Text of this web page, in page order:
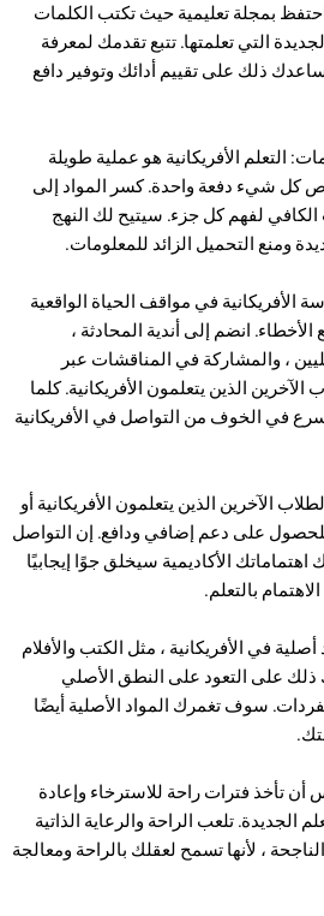
احتفظ بمجلة تعليمية حيث تكتب الكلمات
التي تعلمتها. تتبع تقدمك لمعرفة
ذلك على تقييم أدائك وتوفير دافع
التعلم الأفريكانية هو عملية طويلة
كل شيء دفعة واحدة. كسر المواد إلى
لفهم كل جزء. سيتيح لك النهج
ومنع التحميل الزائد للمعلومات.
الأفريكانية في مواقف الحياة الواقعية
انضم إلى أندية المحادثة ،
، والمشاركة في المناقشات عبر
الآخرين الذين يتعلمون الأفريكانية. كلما
في الخوف من التواصل في الأفريكانية
الآخرين الذين يتعلمون الأفريكانية أو
على دعم إضافي ودافع. إن التواصل
الأكاديمية سيخلق جوًا إيجابيًا
بالتعلم.
في الأفريكانية ، مثل الكتب والأفلام
ذلك على التعود على النطق الأصلي
سوف تغمرك المواد الأصلية أيضًا
أن تأخذ فترات راحة للاسترخاء وإعادة
الجديدة. تلعب الراحة والرعاية الذاتية
، لأنها تسمح لعقلك بالراحة ومعالجة